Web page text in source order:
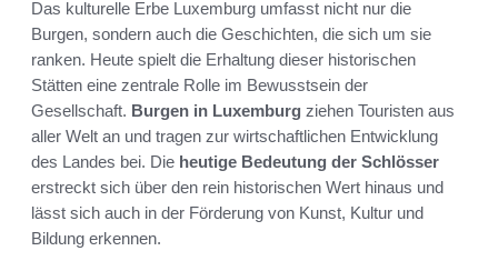
Das kulturelle Erbe Luxemburg umfasst nicht nur die
Burgen, sondern auch die Geschichten, die sich um sie
ranken. Heute spielt die Erhaltung dieser historischen
Stätten eine zentrale Rolle im Bewusstsein der
Gesellschaft. Burgen in Luxemburg ziehen Touristen aus
aller Welt an und tragen zur wirtschaftlichen Entwicklung
des Landes bei. Die heutige Bedeutung der Schlösser
erstreckt sich über den rein historischen Wert hinaus und
lässt sich auch in der Förderung von Kunst, Kultur und
Bildung erkennen.